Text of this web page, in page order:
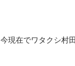
今現在でワタクシ村